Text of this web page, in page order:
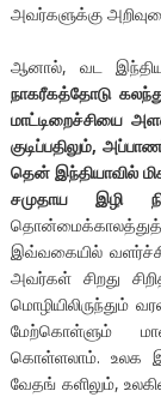
அவர்களுக்கு
ஆனால், வட
நாகரீகத்தோடு
மாட்டிறைச்சியை
குடிப்பதிலும்,
தென் இந்தியாவில்
சமுதாய இழி
இவ்வகையில்
அவர்கள் சிறது
மொழியிலிருந்தும்
மேற்கொள்ளும்
கொள்ளலாம். உலக
வேதங் களிலும்,